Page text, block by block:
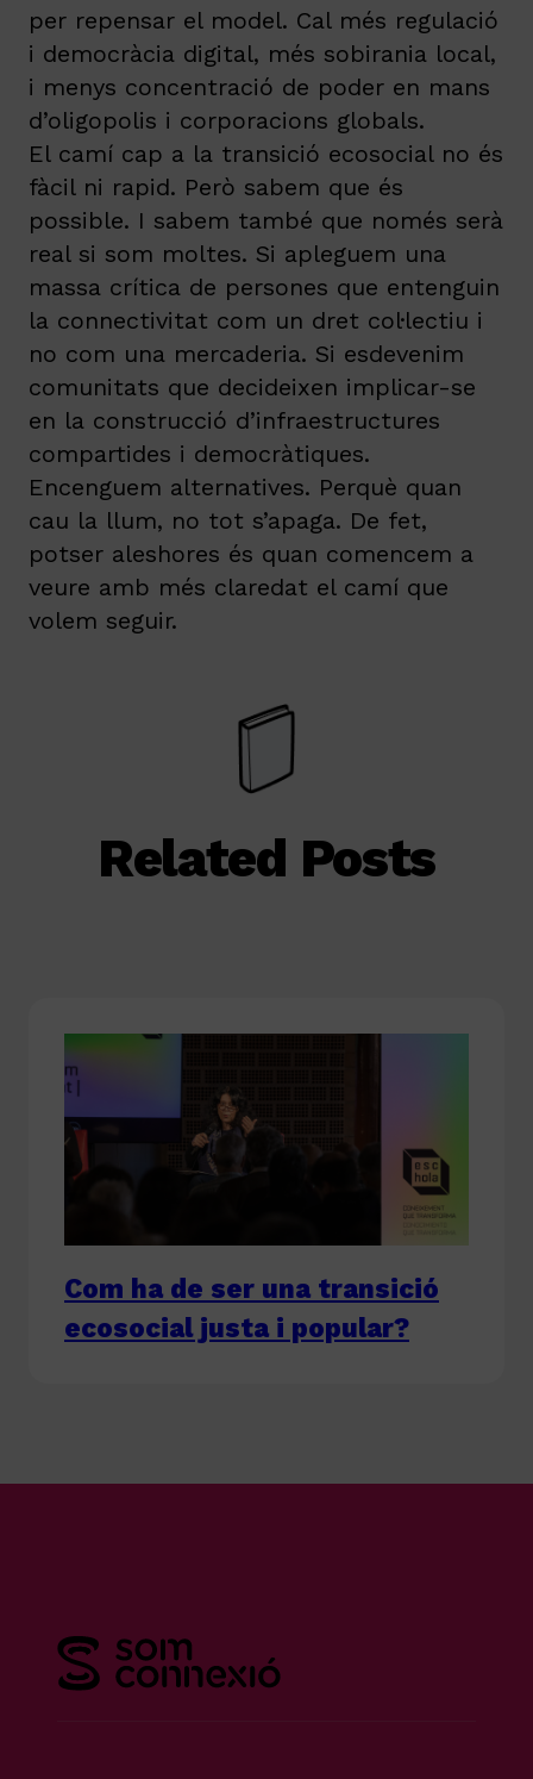
per repensar el model. Cal més regulació
i democràcia digital, més sobirania local,
i menys concentració de poder en mans
d’oligopolis i corporacions globals.
El camí cap a la transició ecosocial no és
fàcil ni rapid. Però sabem que és
possible. I sabem també que només serà
real si som moltes. Si apleguem una
massa crítica de persones que entenguin
la connectivitat com un dret col·lectiu i
no com una mercaderia. Si esdevenim
comunitats que decideixen implicar-se
en la construcció d’infraestructures
compartides i democràtiques.
Encenguem alternatives. Perquè quan
cau la llum, no tot s’apaga. De fet,
potser aleshores és quan comencem a
veure amb més claredat el camí que
volem seguir.
Related Posts
Com ha de ser una transició
ecosocial justa i popular?